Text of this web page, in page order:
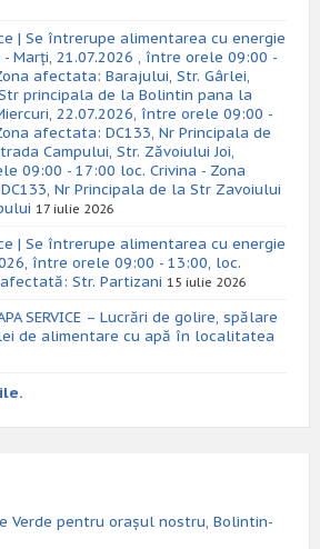
| Se întrerupe alimentarea cu energie
Marți, 21.07.2026 , între orele 09:00 -
afectata: Barajului, Str. Gârlei,
principala de la Bolintin pana la
22.07.2026, între orele 09:00 -
afectata: DC133, Nr Principala de
Campului, Str. Zăvoiului Joi,
09:00 - 17:00 loc. Crivina - Zona
Nr Principala de la Str Zavoiului
17 iulie 2026
| Se întrerupe alimentarea cu energie
între orele 09:00 - 13:00, loc.
Str. Partizani 15 iulie 2026
SERVICE – Lucrări de golire, spălare
de alimentare cu apă în localitatea
Verde pentru orașul nostru, Bolintin-